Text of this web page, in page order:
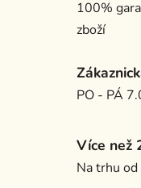
100%
zboží
PO - PÁ
Více než
Na trhu